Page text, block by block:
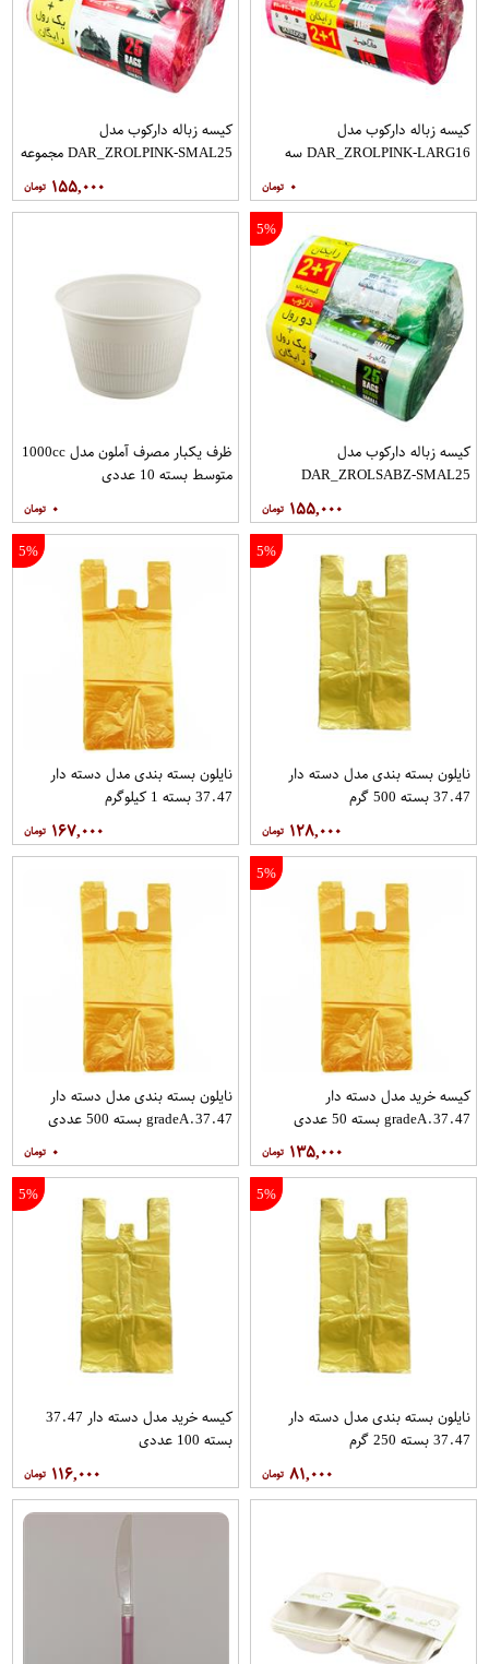
کیسه زباله دارکوب مدل
DAR_ZROLPINK-LARG16 سه
۰
کیسه زباله دارکوب مدل
DAR_ZROLPINK-SMAL25 مجموعه
۱۵۵,۰۰۰
5%
کیسه زباله دارکوب مدل
DAR_ZROLSABZ-SMAL25
۱۵۵,۰۰۰
ظرف یکبار مصرف آملون مدل 1000cc
متوسط بسته 10 عددی
۰
5%
نایلون بسته بندی مدل دسته دار
37.47 بسته 500 گرم
۱۲۸,۰۰۰
5%
نایلون بسته بندی مدل دسته دار
37.47 بسته 1 کیلوگرم
۱۶۷,۰۰۰
5%
کیسه خرید مدل دسته دار
gradeA.37.47 بسته 50 عددی
۱۳۵,۰۰۰
نایلون بسته بندی مدل دسته دار
gradeA.37.47 بسته 500 عددی
۰
5%
نایلون بسته بندی مدل دسته دار
37.47 بسته 250 گرم
۸۱,۰۰۰
5%
کیسه خرید مدل دسته دار 37.47
بسته 100 عددی
۱۱۶,۰۰۰